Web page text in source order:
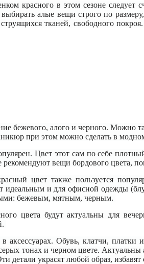
красного в этом сезоне следует
алые вещи строго по
тканей, свободного
бежевого, алого и черного.
при этом можно сделать в
Цвет этот сам по себе
вещи бордового цвета,
цвет также пользуется
идеальным и для офисной одежды
бежевым, мятным, черным.
цвета будут актуальны для
аксессуарах. Обувь, клатчи, платки
тонах и черном цвете. Актуальны
детали украсят любой образ,